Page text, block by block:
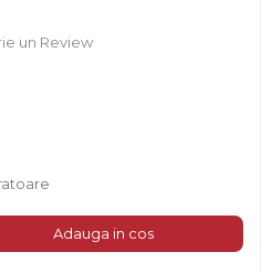
un Review
Adauga in cos